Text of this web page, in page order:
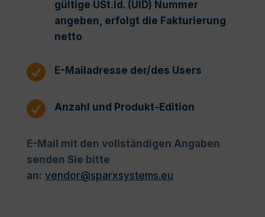
gültige USt.Id. (UID) Nummer
angeben, erfolgt die Fakturierung
netto
 E-Mailadresse der/des Users
 Anzahl und Produkt-Edition
E-Mail mit den vollständigen Angaben
senden Sie bitte
an: vendor@sparxsystems.eu